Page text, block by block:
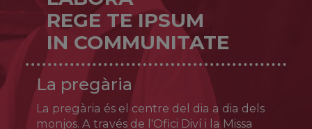
Joan Pere Carafa (qui més tard seria el papa
Pau IV), va fundar un nou estil de vida
sacerdotal (els teatins) centrat en la santedat
del clergat, la confiança en la providència i el
servei als pobres. Després de patir
persecucions i empresonaments se se'n va
retirar a Nàpols, on morí el 7 d’agost de 1547.
Fou canonitzat el 1671.
REGE TE IPSUM
IN COMMUNITATE
La pregària
La pregària és el centre del dia a dia dels
monjos. A través de l'Ofici Diví i la Missa